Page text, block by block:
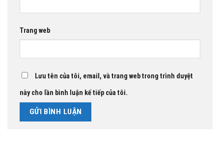
Trang web
Lưu tên của tôi, email, và trang web trong trình duyệt
này cho lần bình luận kế tiếp của tôi.